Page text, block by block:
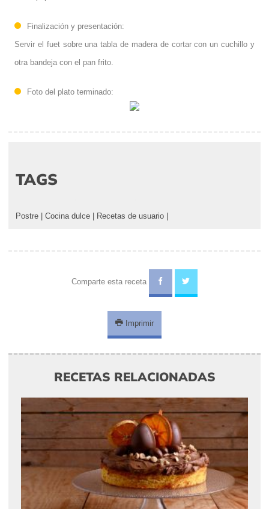
Finalización y presentación:
Servir el fuet sobre una tabla de madera de cortar con un cuchillo y
otra bandeja con el pan frito.
Foto del plato terminado:
TAGS
Postre Cocina dulce Recetas de usuario
Comparte esta receta
Imprimir
RECETAS RELACIONADAS